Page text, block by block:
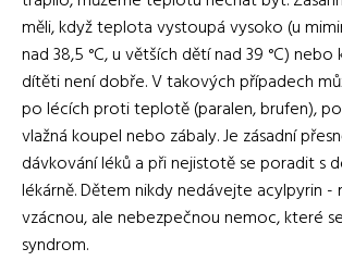
měli, když teplota vystoupá vysoko (u
nad 38,5 °C, u větších dětí nad 39 °C)
dítěti není dobře. V takových případech
po lécích proti teplotě (paralen, brufen),
vlažná koupel nebo zábaly. Je zásadní
dávkování léků a při nejistotě se poradit s
lékárně. Dětem nikdy nedávejte acylpyrin
vzácnou, ale nebezpečnou nemoc, které
syndrom.